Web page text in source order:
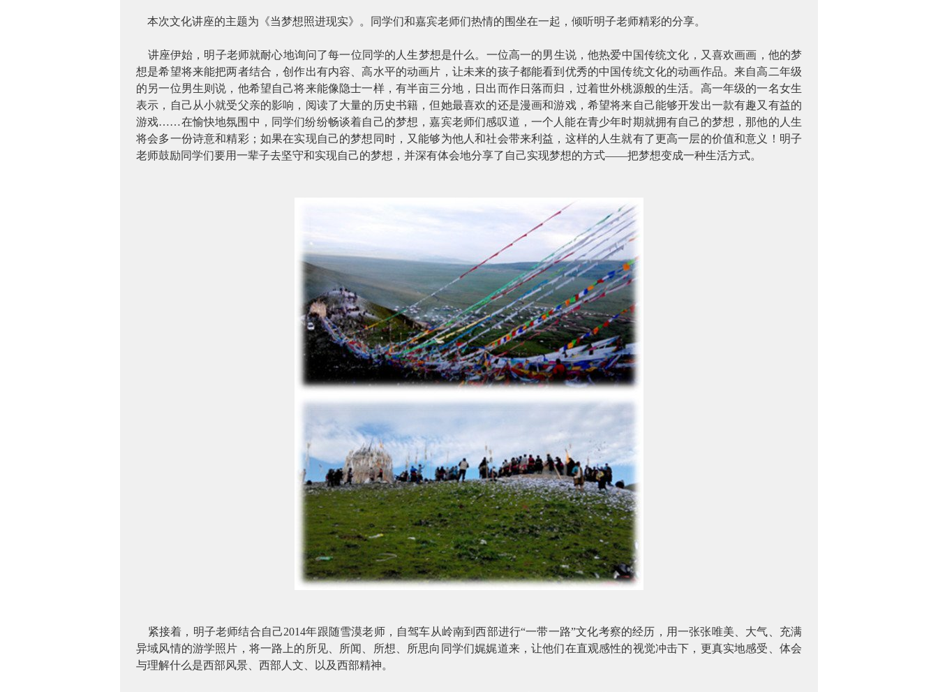
本次文化讲座的主题为《当梦想照进现实》。同学们和嘉宾老师们热情的围坐在一起，倾听明子老师精彩的分享。
讲座伊始，明子老师就耐心地询问了每一位同学的人生梦想是什么。一位高一的男生说，他热爱中国传统文化，又喜欢画画，他的梦
想是希望将来能把两者结合，创作出有内容、高水平的动画片，让未来的孩子都能看到优秀的中国传统文化的动画作品。来自高二年级
的另一位男生则说，他希望自己将来能像隐士一样，有半亩三分地，日出而作日落而归，过着世外桃源般的生活。高一年级的一名女生
表示，自己从小就受父亲的影响，阅读了大量的历史书籍，但她最喜欢的还是漫画和游戏，希望将来自己能够开发出一款有趣又有益的
游戏……在愉快地氛围中，同学们纷纷畅谈着自己的梦想，嘉宾老师们感叹道，一个人能在青少年时期就拥有自己的梦想，那他的人生
将会多一份诗意和精彩；如果在实现自己的梦想同时，又能够为他人和社会带来利益，这样的人生就有了更高一层的价值和意义！明子
老师鼓励同学们要用一辈子去坚守和实现自己的梦想，并深有体会地分享了自己实现梦想的方式——把梦想变成一种生活方式。
紧接着，明子老师结合自己2014年跟随雪漠老师，自驾车从岭南到西部进行“一带一路”文化考察的经历，用一张张唯美、大气、充满
异域风情的游学照片，将一路上的所见、所闻、所想、所思向同学们娓娓道来，让他们在直观感性的视觉冲击下，更真实地感受、体会
与理解什么是西部风景、西部人文、以及西部精神。